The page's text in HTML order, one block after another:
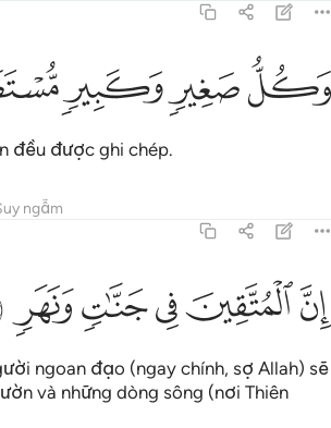
وكل صغير وكبير مستطر ٥٣
وَكُلُّ صَغِيرٍۢ وَكَبِيرٍۢ مُّسْتَطَرٌ ٥٣
ﱕﱖﱗ
đều được ghi chép.
ngẫm
ان المتقين في جنات ونهر ٥٤
إِنَّ ٱلْمُتَّقِينَ فِى جَنَّـٰتٍۢ وَنَهَرٍۢ ٥٤
ﱚﱛﱜﱝﱞ
ngoan đạo (ngay chính, sợ Allah) sẽ
và những dòng sông (nơi Thiên